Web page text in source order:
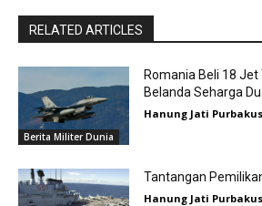
RELATED ARTICLES
Berita Militer Dunia
Romania Beli 18
Belanda Seharga
Hanung Jati
Tantangan
Hanung Jati